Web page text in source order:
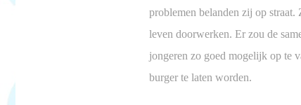
problemen belanden zij op straat.
leven doorwerken. Er zou de
jongeren zo goed mogelijk op te
burger te laten worden.